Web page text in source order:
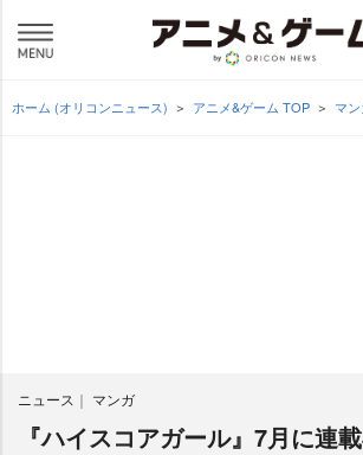
ホーム (オリコンニュース) アニメ&ゲーム TOP マ
ニュース マンガ
『ハイスコアガール』7月に連